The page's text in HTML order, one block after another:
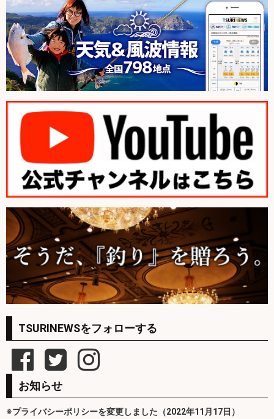
TSURINEWSをフォローする
お知らせ
※プライバシーポリシーを変更しました（2022年11月17日）